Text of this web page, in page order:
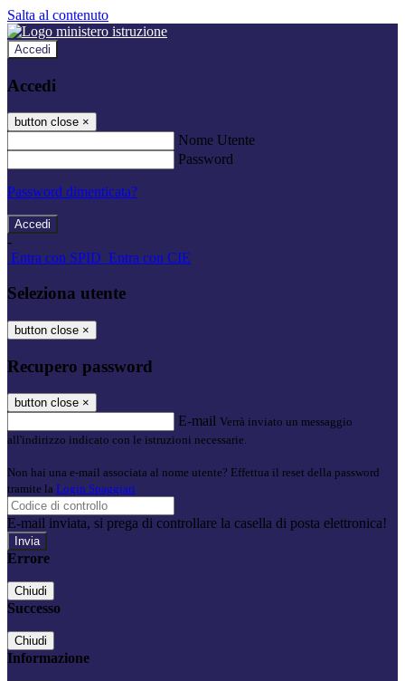
Salta al contenuto
Accedi
Accedi
button close ×
Nome Utente
Password
Password dimenticata?
-
Entra con SPID Entra con CIE
Seleziona utente
button close ×
Recupero password
button close ×
E-mail Verrà inviato un messaggio
all'indirizzo indicato con le istruzioni necessarie.
Non hai una e-mail associata al nome utente? Effettua il reset della password
tramite la Login Spaggiari
E-mail inviata, si prega di controllare la casella di posta elettronica!
Errore
Chiudi
Successo
Chiudi
Informazione